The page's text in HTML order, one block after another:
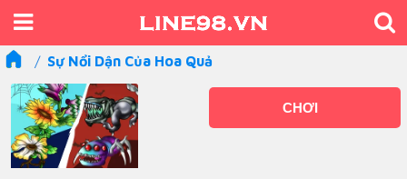
Sự Nổi Dận Của Hoa Quả
CHƠI